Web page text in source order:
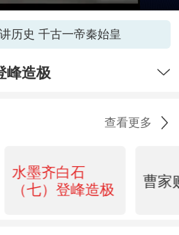
历史 千古一帝秦始皇
峰造极
查看更多
水墨齐白石
（七）登峰造极
曹家